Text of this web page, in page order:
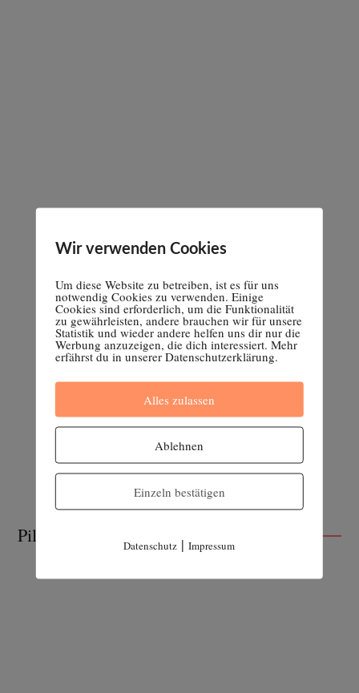
Pille absetzen
Wir verwenden Cookies
Um diese Website zu betreiben, ist es für uns
notwendig Cookies zu verwenden. Einige
Cookies sind erforderlich, um die Funktionalität
zu gewährleisten, andere brauchen wir für unsere
Statistik und wieder andere helfen uns dir nur die
Werbung anzuzeigen, die dich interessiert. Mehr
erfährst du in unserer Datenschutzerklärung.
Alles zulassen
Ablehnen
Einzeln bestätigen
Datenschutz |Impressum